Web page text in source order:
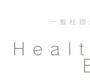
一般社